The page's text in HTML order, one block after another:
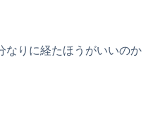
なりに経たほうがいいのか